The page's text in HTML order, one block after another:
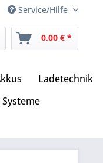
Service/Hilfe
0,00 € *
Ladetechnik
Systeme